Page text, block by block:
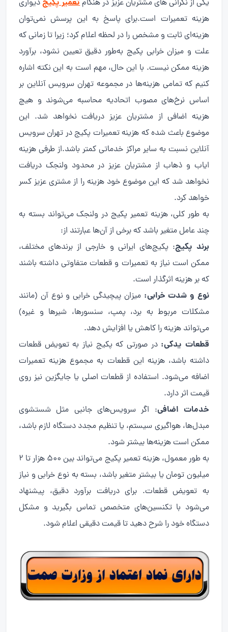
یکی از نگرانی های مشتریان عزیز در هنگامتعمیر پکیجدیواری
هزینه تعمیرات است.برای پاسخ به این پرسش نمی‌توان
هزینه‌ای ثابت و مشخص را در لحظه اعلام کرد؛ زیرا تا زمانی که
علت و میزان خرابی پکیج به‌طور دقیق تعیین نشود، برآورد
هزینه ممکن نیست. با این حال، مهم است به این نکته اشاره
کنیم که تمامی هزینه‌ها در مجموعه تهران سرویس آنلاین بر
اساس نرخ‌های مصوب اتحادیه محاسبه می‌شوند و هیچ
هزینه اضافی از مشتریان عزیز دریافت نخواهد شد. این
موضوع باعث شده که هزینه تعمیرات پکیج در تهران سرویس
آنلاین نسبت به سایر مراکز خدماتی کمتر باشد.از طرفی هزینه
ایاب و ذهاب از مشتریان عزیز در محدود ولنجک دریافت
نخواهد شد که این موضوع خود هزینه را از مشتری عزیز کسر
خواهد کرد.
به طور کلی، هزینه تعمیر پکیج در ولنجک می‌تواند بسته به
چند عامل متغیر باشد که برخی از آن‌ها عبارتند از:
برند پکیج: پکیج‌های ایرانی و خارجی از برندهای مختلف،
ممکن است نیاز به تعمیرات و قطعات متفاوتی داشته باشند
که بر هزینه اثرگذار است.
نوع و شدت خرابی: میزان پیچیدگی خرابی و نوع آن (مانند
مشکلات مربوط به برد، پمپ، سنسورها، شیرها و غیره)
می‌تواند هزینه را کاهش یا افزایش دهد.
قطعات یدکی: در صورتی که پکیج نیاز به تعویض قطعات
داشته باشد، هزینه این قطعات به مجموع هزینه تعمیرات
اضافه می‌شود. استفاده از قطعات اصلی یا جایگزین نیز روی
قیمت اثر دارد.
خدمات اضافی: اگر سرویس‌های جانبی مثل شستشوی
مبدل‌ها، هواگیری سیستم، یا تنظیم مجدد دستگاه لازم باشد،
ممکن است هزینه‌ها بیشتر شود.
به طور معمول، هزینه تعمیر پکیج می‌تواند بین ۵۰۰ هزار تا ۲
میلیون تومان یا بیشتر متغیر باشد، بسته به نوع خرابی و نیاز
به تعویض قطعات. برای دریافت برآورد دقیق، پیشنهاد
می‌شود با تکنسین‌های متخصص تماس بگیرید و مشکل
دستگاه خود را شرح دهید تا قیمت دقیقی اعلام شود.